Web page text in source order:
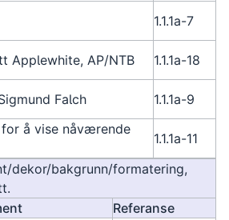
1.1.1a-7
Applewhite, AP/NTB 1.1.1a-18
Falch 1.1.1a-9
å vise nåværende
1.1.1a-11
dekor/bakgrunn/formatering,
Referanse